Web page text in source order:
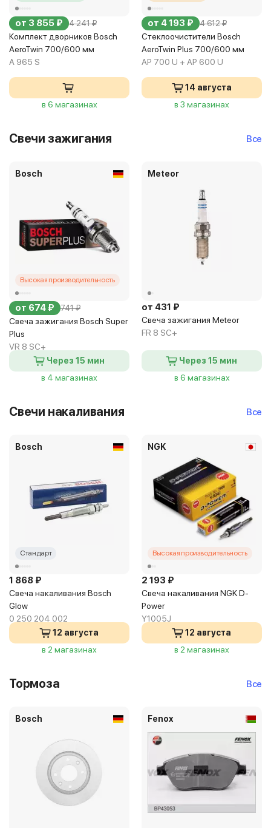
от 3 855 ₽ 4 241 ₽
Комплект дворников Bosch
AeroTwin 700/600 мм
A 965 S
в 6 магазинах
от 4 193 ₽ 4 612 ₽
Стеклоочистители Bosch
AeroTwin Plus 700/600 мм
AP 700 U + AP 600 U
14 августа
в 3 магазинах
Свечи зажигания Все
Bosch
Высокая производительность
от 674 ₽ 741 ₽
Свеча зажигания Bosch Super
Plus
VR 8 SC+
Через 15 мин
в 4 магазинах
Meteor
от 431 ₽
Свеча зажигания Meteor
FR 8 SC+
Через 15 мин
в 6 магазинах
Свечи накаливания Все
Bosch
Стандарт
1 868 ₽
Свеча накаливания Bosch
Glow
0 250 204 002
12 августа
в 2 магазинах
NGK
Высокая производительность
2 193 ₽
Свеча накаливания NGK D-
Power
Y1005J
12 августа
в 2 магазинах
Тормоза Все
Bosch Fenox